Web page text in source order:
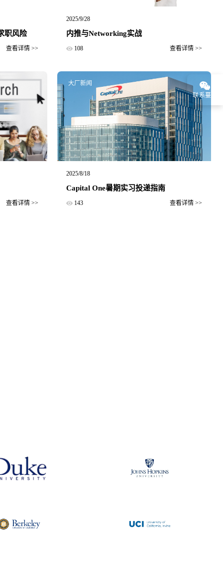
联系蔓藤
职风险
查看详情 >>
2025/9/28
内推与Networking实战
108 查看详情 >>
查看详情 >>
大厂新闻
2025/8/18
Capital One暑期实习投递指南
143 查看详情 >>